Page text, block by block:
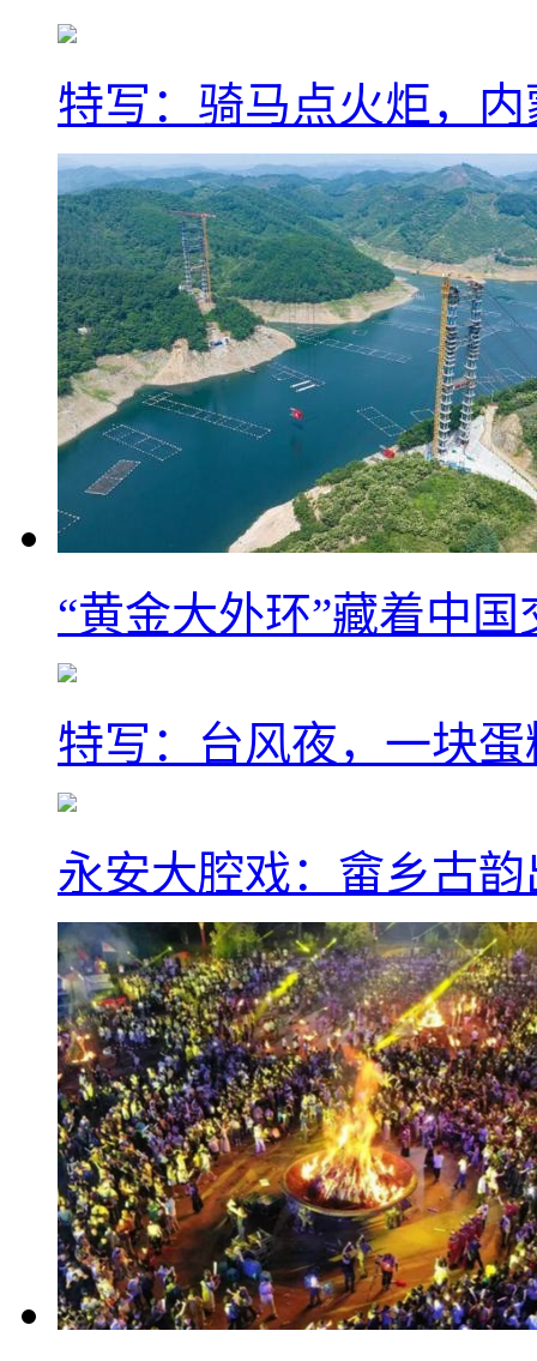
特写：骑马点火炬，
“黄金大外环”藏着中
特写：台风夜，一块
永安大腔戏：畲乡古